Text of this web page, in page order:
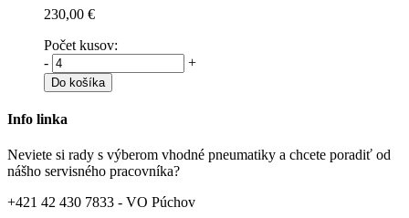
230,00 €
Počet kusov:
-
+
Do košíka
Info linka
Neviete si rady s výberom vhodné pneumatiky a chcete poradiť od
nášho servisného pracovníka?
+421 42 430 7833 - VO Púchov